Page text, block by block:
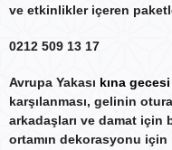
ve etkinlikler içeren
0212 509 13 17
Avrupa Yakası kına
karşılanması, gelinin
arkadaşları ve damat için
ortamın dekorasyonu için